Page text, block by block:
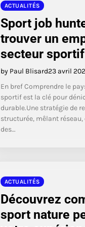
ACTUALITÉS
Sport job
trouver un
secteur sportif
by Paul Blisard23 avril
En bref Comprendre le
sportif est la clé pour
durable.Une stratégie de
structurée, mêlant
des…
ACTUALITÉS
Découvrez
sport nature